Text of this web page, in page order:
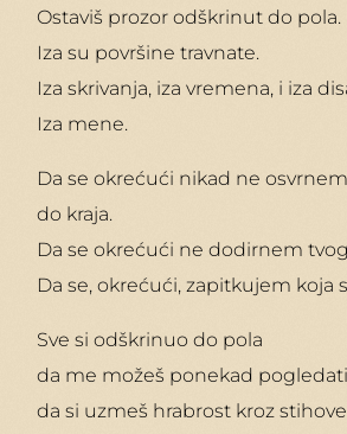
Ostaviš prozor odškrinut do pola.
Iza su površine travnate.
Iza skrivanja, iza vremena, i iza
Iza mene.
Da se okrećući nikad ne osvrnem
do kraja.
Da se okrećući ne dodirnem
Da se, okrećući, zapitkujem koja
Sve si odškrinuo do pola
da me možeš ponekad
da si uzmeš hrabrost kroz